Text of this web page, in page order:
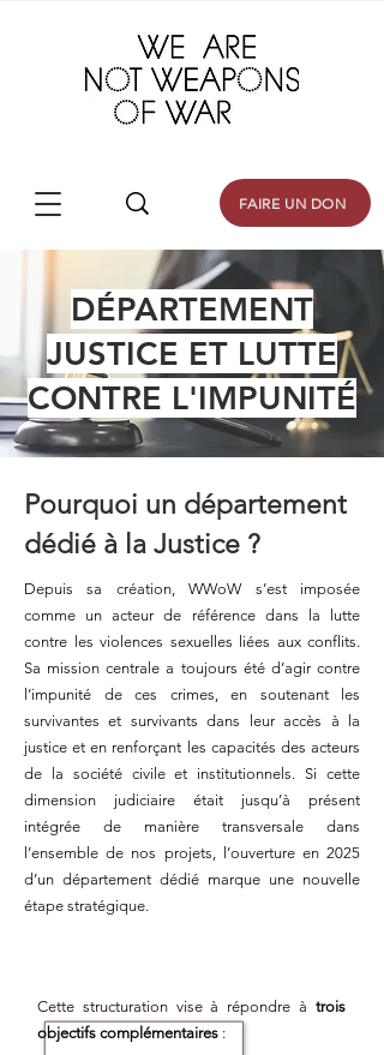
FAIRE UN DON
DÉPARTEMENT
JUSTICE ET LUTTE
CONTRE L'IMPUNITÉ
Pourquoi un département
dédié à la Justice ?
Depuis sa création, WWoW s’est imposée
comme un acteur de référence dans la lutte
contre les violences sexuelles liées aux conflits.
Sa mission centrale a toujours été d’agir contre
l’impunité de ces crimes, en soutenant les
survivantes et survivants dans leur accès à la
justice et en renforçant les capacités des acteurs
de la société civile et institutionnels. Si cette
dimension judiciaire était jusqu’à présent
intégrée de manière transversale dans
l’ensemble de nos projets, l’ouverture en 2025
d’un département dédié marque une nouvelle
étape stratégique. ​
Cette structuration vise à répondre à trois
objectifs complémentaires :